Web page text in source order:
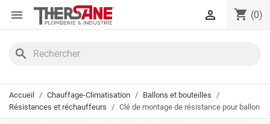
Panneau de gestion des cookies
 shopping_cart (0)

search
Accueil Chauffage-Climatisation
Ballons et bouteilles
Résistances et réchauffeurs
Clé de montage de résistance pour ballon